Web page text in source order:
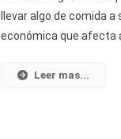
llevar algo de comida
económica que afecta
Leer mas...